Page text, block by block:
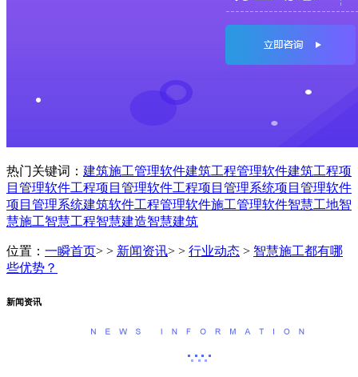
热门关键词： 建筑施工管理软件建筑工程管理软件建筑工程项
目管理软件工程项目管理软件工程项目管理系统项目管理软件
项目管理系统建筑软件工程管理软件施工管理软件智慧工地智
慧施工智慧工程智慧建造智慧建筑
位置： 一瞬首页> > 新闻资讯> > 行业动态 > 智慧施工都有哪
些优势？
新闻资讯